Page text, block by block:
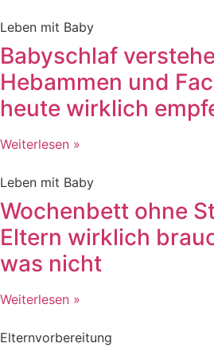
Leben mit Baby
Babyschlaf
Hebammen und
heute wirklich
Weiterlesen »
Leben mit Baby
Wochenbett ohne
Eltern wirklich
was nicht
Weiterlesen »
Elternvorbereitung